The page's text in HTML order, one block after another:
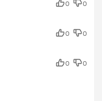
0
0
0
0
0
0